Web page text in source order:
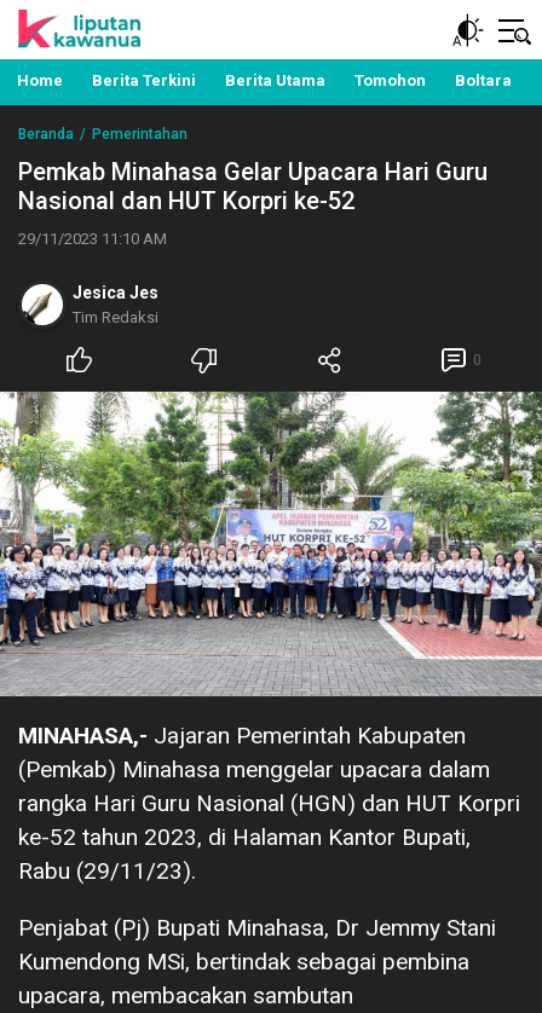
Liputan Kawanua
Berita Manado, Sulawesi Utara, Kawanua, Politik,
Pemerintahan, Hukum Kriminal dan Nasional
Home Berita Terkini Berita Utama Tomohon Boltara
Beranda Pemerintahan
Pemkab Minahasa Gelar Upacara Hari Guru
Nasional dan HUT Korpri ke-52
29/11/2023 11:10 AM
Jesica Jes
Tim Redaksi
0
MINAHASA,- Jajaran Pemerintah Kabupaten
(Pemkab) Minahasa menggelar upacara dalam
rangka Hari Guru Nasional (HGN) dan HUT Korpri
ke-52 tahun 2023, di Halaman Kantor Bupati,
Rabu (29/11/23).
Penjabat (Pj) Bupati Minahasa, Dr Jemmy Stani
Kumendong MSi, bertindak sebagai pembina
upacara, membacakan sambutan